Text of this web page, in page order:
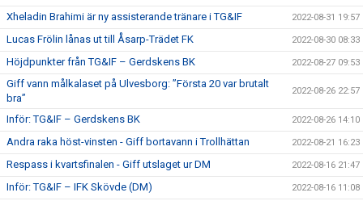
Xheladin Brahimi är ny assisterande tränare i TG&IF 2022-08-31 19:57
Lucas Frölin lånas ut till Åsarp-Trädet FK 2022-08-30 08:33
Höjdpunkter från TG&IF – Gerdskens BK 2022-08-27 09:53
Giff vann målkalaset på Ulvesborg: ”Första 20 var brutalt
bra”
2022-08-26 22:57
Inför: TG&IF – Gerdskens BK 2022-08-26 14:10
Andra raka höst-vinsten - Giff bortavann i Trollhättan 2022-08-21 16:23
Respass i kvartsfinalen - Giff utslaget ur DM 2022-08-16 21:47
Inför: TG&IF – IFK Skövde (DM) 2022-08-16 11:08